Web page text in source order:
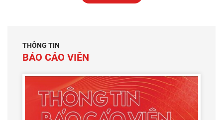
THÔNG TIN
BÁO CÁO VIÊN